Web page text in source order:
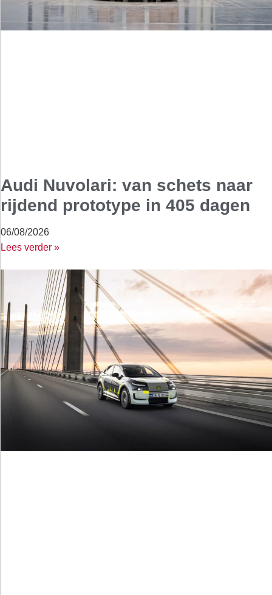
Audi Nuvolari: van schets naar
rijdend prototype in 405 dagen
06/08/2026
Lees verder »